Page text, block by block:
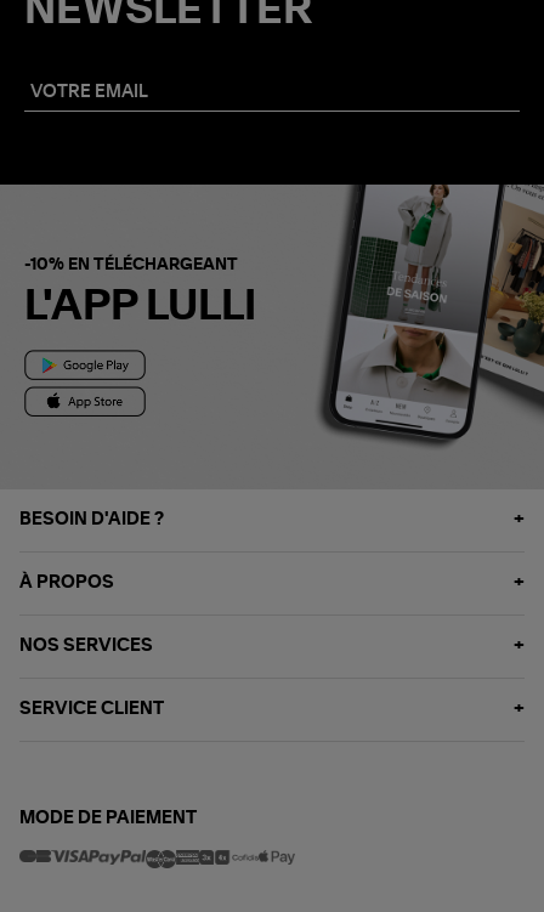
NEWSLETTER
-10% EN TÉLÉCHARGEANT
L'APP LULLI
BESOIN D'AIDE ?
À PROPOS
NOS SERVICES
SERVICE CLIENT
MODE DE PAIEMENT